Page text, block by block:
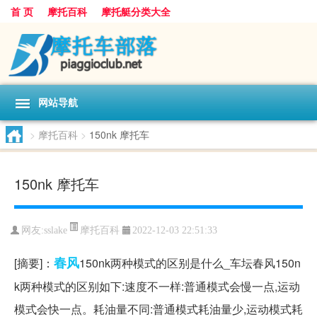
首 页 摩托百科 摩托艇分类大全
网站导航
> 摩托百科 > 150nk 摩托车
150nk 摩托车
网友:sslake 摩托百科 2022-12-03 22:51:33
[摘要]： 春风150nk两种模式的区别是什么_车坛春风150n
k两种模式的区别如下:速度不一样:普通模式会慢一点,运动
模式会快一点。耗油量不同:普通模式耗油量少,运动模式耗